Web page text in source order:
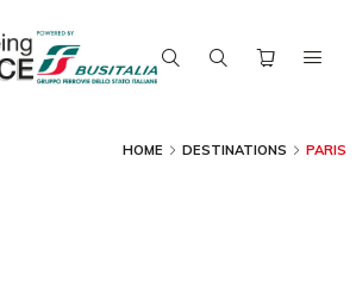
HOME DESTINATIONS PARIS